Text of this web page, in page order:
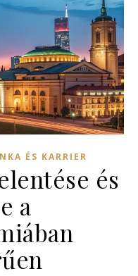
ÉS KARRIER
és
a